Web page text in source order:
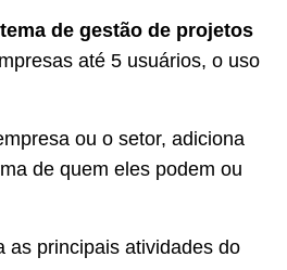
de gestão de projetos
até 5 usuários, o uso
ou o setor, adiciona
de quem eles podem ou
as principais atividades do